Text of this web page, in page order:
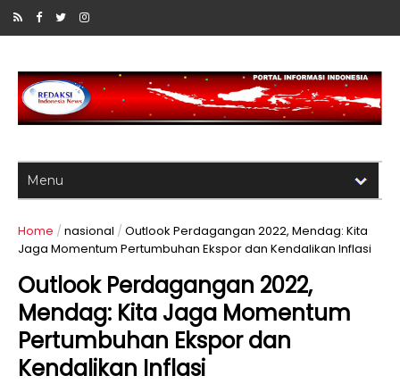
Home / nasional / Outlook Perdagangan 2022, Mendag: Kita
Jaga Momentum Pertumbuhan Ekspor dan Kendalikan Inflasi
Outlook Perdagangan 2022,
Mendag: Kita Jaga Momentum
Pertumbuhan Ekspor dan
Kendalikan Inflasi